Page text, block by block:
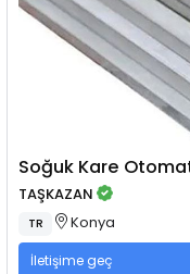
Soğuk Kare
TAŞKAZAN
TR Konya
İletişime geç